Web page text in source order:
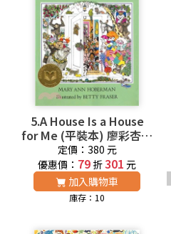
5.A House Is a House
for Me (平裝本) 廖彩杏老
師推薦有聲書第2年第29
週
定價：380 元
優惠價： 79 折301 元
加入購物車
庫存：10